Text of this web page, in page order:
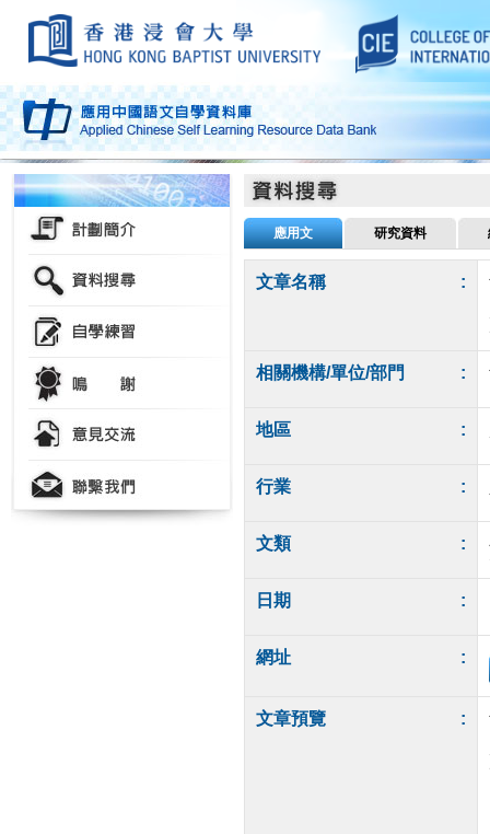
應用文 研究資料
文章名稱 :
相關機構/單位/部門 :
地區 :
行業 :
文類 :
日期 :
網址 :
文章預覽 :